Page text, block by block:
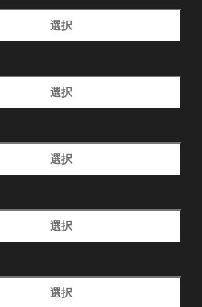
選択
選択
選択
選択
選択